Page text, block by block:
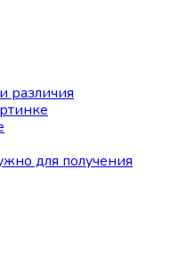
различия
для получения